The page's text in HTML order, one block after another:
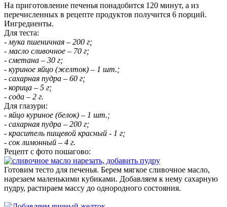
На приготовление печенья понадобится 120 минут, а из
перечисленных в рецепте продуктов получится 6 порций.
Ингредиенты.
Для теста:
- мука пшеничная – 200 г;
- масло сливочное – 70 г;
- сметана – 30 г;
- куриное яйцо (желток) – 1 шт.;
- сахарная пудра – 60 г;
- корица – 5 г;
- сода – 2 г.
Для глазури:
- яйцо куриное (белок) – 1 шт.;
- сахарная пудра – 200 г;
- краситель пищевой красный - 1 г;
- сок лимонный – 4 г.
Рецепт с фото пошагово:
Готовим тесто для печенья. Берем мягкое сливочное масло,
нарезаем маленькими кубиками. Добавляем к нему сахарную
пудру, растираем массу до однородного состояния.